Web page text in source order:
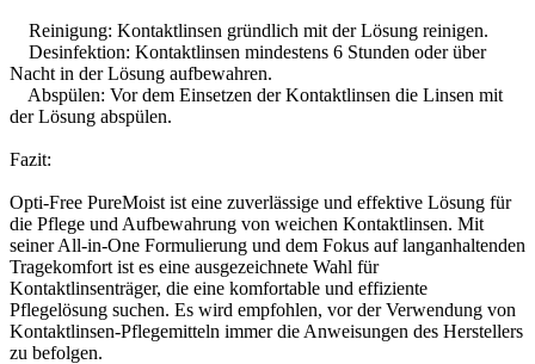
Reinigung: Kontaktlinsen gründlich mit der Lösung reinigen.
Desinfektion: Kontaktlinsen mindestens 6 Stunden oder über
Nacht in der Lösung aufbewahren.
Abspülen: Vor dem Einsetzen der Kontaktlinsen die Linsen mit
der Lösung abspülen.
Fazit:
Opti-Free PureMoist ist eine zuverlässige und effektive Lösung für
die Pflege und Aufbewahrung von weichen Kontaktlinsen. Mit
seiner All-in-One Formulierung und dem Fokus auf langanhaltenden
Tragekomfort ist es eine ausgezeichnete Wahl für
Kontaktlinsenträger, die eine komfortable und effiziente
Pflegelösung suchen. Es wird empfohlen, vor der Verwendung von
Kontaktlinsen-Pflegemitteln immer die Anweisungen des Herstellers
zu befolgen.